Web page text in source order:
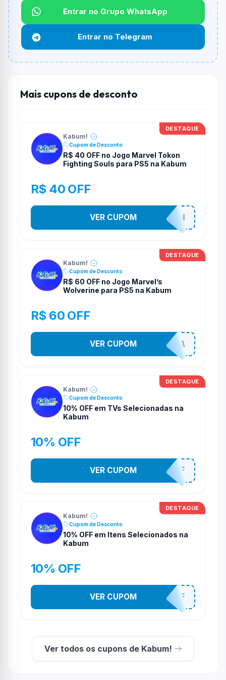
Não informado ou sem limite.
Funciona em qualquer produto?
Não necessariamente. Depende de itens participantes
e alguns vendedores ou produtos especificos podem
não aceitar cupons.
Entrar no Grupo WhatsApp
Entrar no Telegram
Mais cupons de desconto
DESTAQUE
Kabum!
Cupom de Desconto
R$ 40 OFF no Jogo Marvel Tokon
Fighting Souls para PS5 na Kabum
R$ 40 OFF
MARVELTOKON
VER CUPOM
DESTAQUE
Kabum!
Cupom de Desconto
R$ 60 OFF no Jogo Marvel’s
Wolverine para PS5 na Kabum
R$ 60 OFF
COMPRAJA
VER CUPOM
DESTAQUE
Kabum!
Cupom de Desconto
10% OFF em TVs Selecionadas na
Kabum
10% OFF
TV10OFF
VER CUPOM
DESTAQUE
Kabum!
Cupom de Desconto
10% OFF em Itens Selecionados na
Kabum
10% OFF
10OFF
VER CUPOM
Ver todos os cupons de Kabum!